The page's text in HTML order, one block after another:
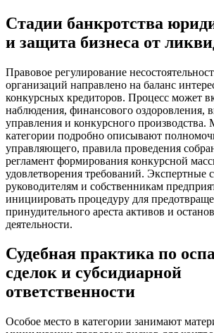
Стадии банкротства
и защита бизнеса от
Правовое регулирование
организаций направлено на баланс
конкурсных кредиторов. Процесс может
наблюдения, финансового оздоровления,
управления и конкурсного производства.
категории подробно описывают
управляющего, правила проведения
регламент формирования конкурсной
удовлетворения требований. Экспертные
руководителям и собственникам
инициировать процедуру для
принудительного ареста активов и
деятельности.
Судебная практика по
сделок и субсидиарной
ответственности
Особое место в категории занимают